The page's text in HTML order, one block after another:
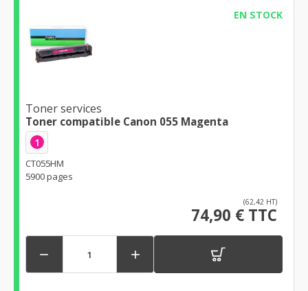
EN STOCK
Toner services
Toner compatible Canon 055 Magenta
1
CT055HM
5900 pages
(62,42 HT)
74,90 € TTC
 